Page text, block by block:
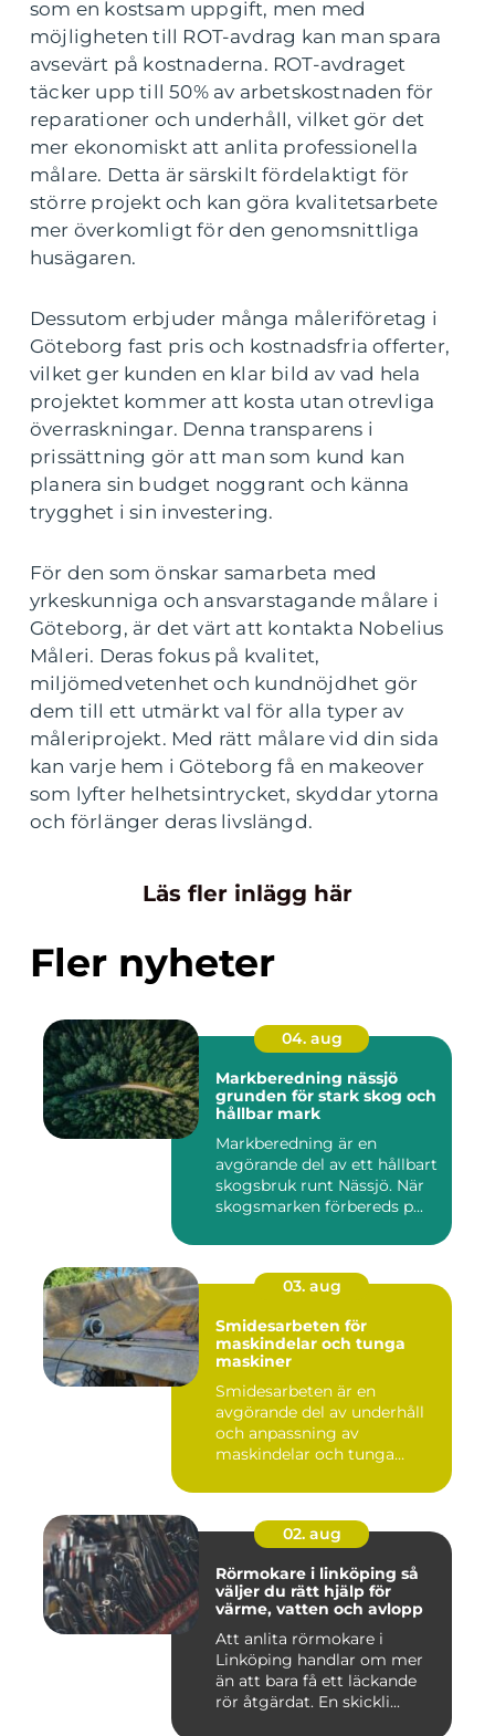
som en kostsam uppgift, men med
möjligheten till ROT-avdrag kan man spara
avsevärt på kostnaderna. ROT-avdraget
täcker upp till 50% av arbetskostnaden för
reparationer och underhåll, vilket gör det
mer ekonomiskt att anlita professionella
målare. Detta är särskilt fördelaktigt för
större projekt och kan göra kvalitetsarbete
mer överkomligt för den genomsnittliga
husägaren.
Dessutom erbjuder många måleriföretag i
Göteborg fast pris och kostnadsfria offerter,
vilket ger kunden en klar bild av vad hela
projektet kommer att kosta utan otrevliga
överraskningar. Denna transparens i
prissättning gör att man som kund kan
planera sin budget noggrant och känna
trygghet i sin investering.
För den som önskar samarbeta med
yrkeskunniga och ansvarstagande målare i
Göteborg, är det värt att kontakta Nobelius
Måleri. Deras fokus på kvalitet,
miljömedvetenhet och kundnöjdhet gör
dem till ett utmärkt val för alla typer av
måleriprojekt. Med rätt målare vid din sida
kan varje hem i Göteborg få en makeover
som lyfter helhetsintrycket, skyddar ytorna
och förlänger deras livslängd.
Läs fler inlägg här
Fler nyheter
04. aug
Markberedning nässjö
grunden för stark skog och
hållbar mark
Markberedning är en
avgörande del av ett hållbart
skogsbruk runt Nässjö. När
skogsmarken förbereds p...
03. aug
Smidesarbeten för
maskindelar och tunga
maskiner
Smidesarbeten är en
avgörande del av underhåll
och anpassning av
maskindelar och tunga
02. aug
Rörmokare i linköping så
väljer du rätt hjälp för
värme, vatten och avlopp
Att anlita rörmokare i
Linköping handlar om mer
än att bara få ett läckande
rör åtgärdat. En skickli...